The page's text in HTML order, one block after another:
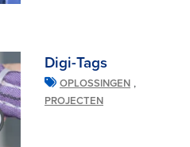
Digi-Tags
OPLOSSINGEN ,
PROJECTEN